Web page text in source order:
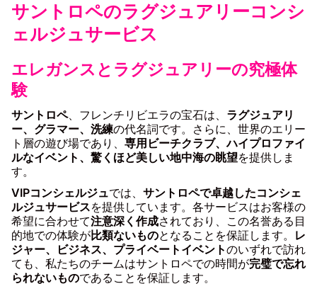
サントロペのラグジュアリーコンシ
ェルジュサービス
エレガンスとラグジュアリーの究極体
験
サントロペ、フレンチリビエラの宝石は、 ラグジュアリ
ー、グラマー、洗練の代名詞です。さらに、世界のエリー
ト層の遊び場であり、 専用ビーチクラブ、ハイプロファイ
ルなイベント、驚くほど美しい地中海の眺望を提供しま
す。
VIPコンシェルジュでは、 サントロペで卓越したコンシェ
ルジュサービスを提供しています。各サービスはお客様の
希望に合わせて注意深く作成されており、この名誉ある目
的地での体験が比類ないものとなることを保証します。 レ
ジャー、ビジネス、プライベートイベントのいずれで訪れ
ても、私たちのチームはサントロペでの時間が完璧で忘れ
られないものであることを保証します。